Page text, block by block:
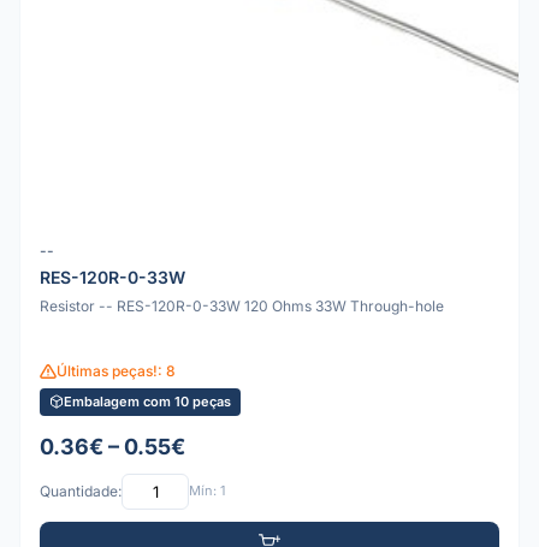
--
RES-120R-0-33W
Resistor -- RES-120R-0-33W 120 Ohms 33W Through-hole
Últimas peças!: 8
Embalagem com 10 peças
0.36€ – 0.55€
Quantidade: Mín: 1